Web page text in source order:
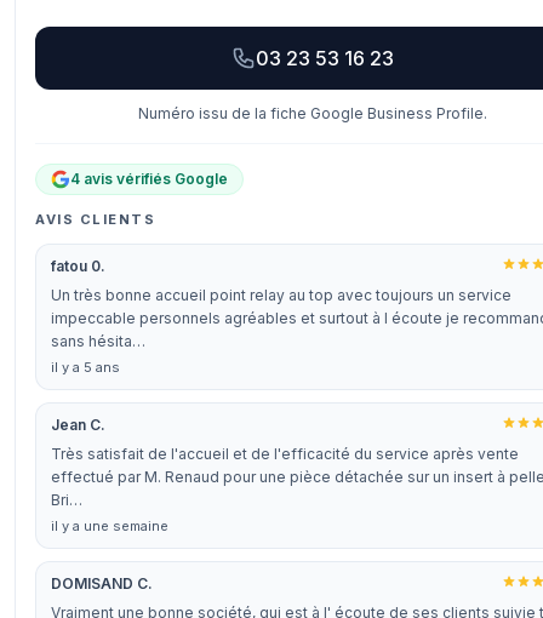
03 23 53 16 23
Numéro issu de la fiche Google Business Profile.
4 avis vérifiés Google
AVIS CLIENTS
fatou 0.
Un très bonne accueil point relay au top avec toujours un service
impeccable personnels agréables et surtout à l écoute je
sans hésita…
il y a 5 ans
Jean C.
Très satisfait de l'accueil et de l'efficacité du service après vente
effectué par M. Renaud pour une pièce détachée sur un insert à
Bri…
il y a une semaine
DOMISAND C.
Vraiment une bonne société, qui est à l' écoute de ses clients suivie